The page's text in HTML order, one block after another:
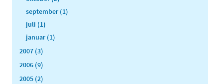
september (1)
juli (1)
januar (1)
2007 (3)
2006 (9)
2005 (2)